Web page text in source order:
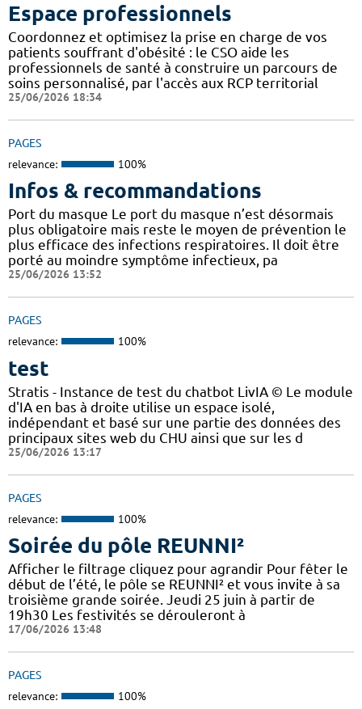
Espace professionnels
Coordonnez et optimisez la prise en charge de vos
patients souffrant d'obésité : le CSO aide les
professionnels de santé à construire un parcours de
soins personnalisé, par l'accès aux RCP territorial
25/06/2026 18:34
PAGES
relevance: 100%
Infos & recommandations
Port du masque Le port du masque n’est désormais
plus obligatoire mais reste le moyen de prévention le
plus efficace des infections respiratoires. Il doit être
porté au moindre symptôme infectieux, pa
25/06/2026 13:52
PAGES
relevance: 100%
test
Stratis - Instance de test du chatbot LivIA © Le module
d'IA en bas à droite utilise un espace isolé,
indépendant et basé sur une partie des données des
principaux sites web du CHU ainsi que sur les d
25/06/2026 13:17
PAGES
relevance: 100%
Soirée du pôle REUNNI²
Afficher le filtrage cliquez pour agrandir Pour fêter le
début de l’été, le pôle se REUNNI² et vous invite à sa
troisième grande soirée. Jeudi 25 juin à partir de
19h30 Les festivités se dérouleront à
17/06/2026 13:48
PAGES
relevance: 100%